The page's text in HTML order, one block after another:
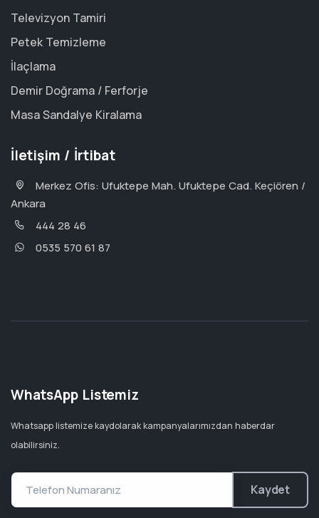
Televizyon Tamiri
Petek Temizleme
İlaçlama
Demir Doğrama / Ferforje
Masa Sandalye Kiralama
İletişim / İrtibat
Merkez Ofis: Ufuktepe Mah. Ufuktepe Cad. Keçiören /
Ankara
444 28 46
0535 570 61 87
WhatsApp Listemiz
Whatsapp listemize kaydolarak kampanyalarımızdan haberdar
olabilirsiniz.
Kaydet